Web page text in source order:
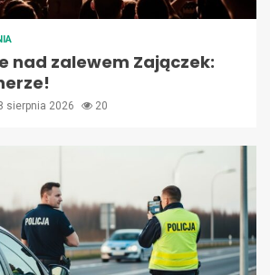
nad zalewem Zajączek:
sierpnia 2026 20